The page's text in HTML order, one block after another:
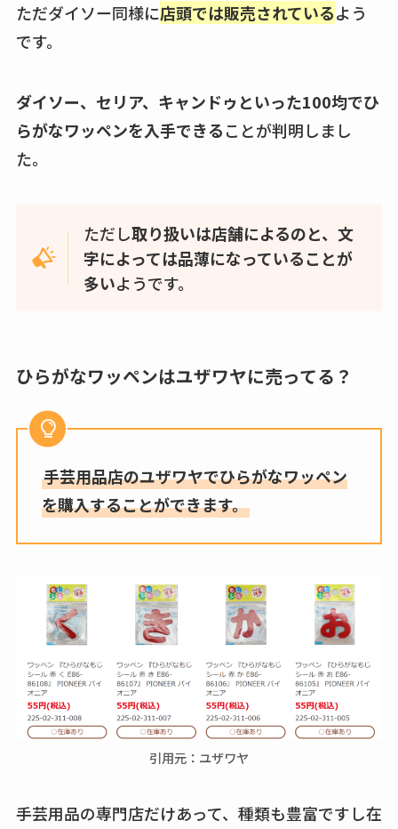
ただダイソー同様に店頭では販売されているよう
です。
ダイソー、セリア、キャンドゥといった100均でひ
らがなワッペンを入手できることが判明しまし
た。
ただし取り扱いは店舗によるのと、文
字によっては品薄になっていることが
多いようです。
ひらがなワッペンはユザワヤに売ってる？
手芸用品店のユザワヤでひらがなワッペン
を購入することができます。
引用元：ユザワヤ
手芸用品の専門店だけあって、種類も豊富ですし在